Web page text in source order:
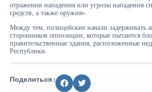
отражении нападения или угрозы нападения
средств, а также оружия».
Между тем, полицейские начали задерживать
сторонников оппозиции, которые пытаются
правительственные здания, расположенные
Республики.
Поделиться :